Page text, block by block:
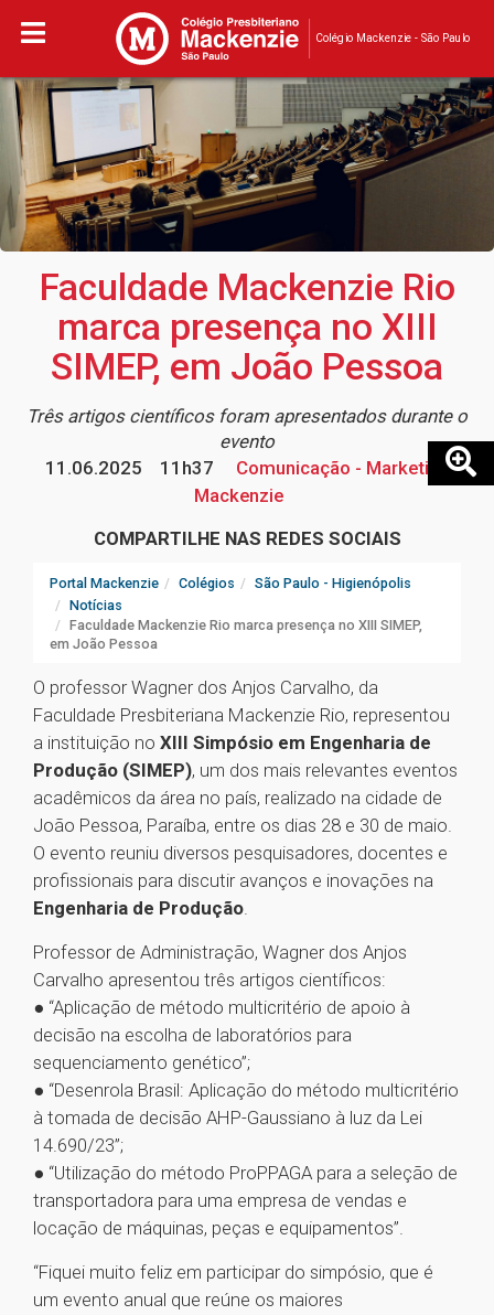
Colégio Mackenzie - São Paulo
Faculdade Mackenzie Rio
marca presença no XIII
SIMEP, em João Pessoa
Três artigos científicos foram apresentados durante o
evento
11.06.2025
11h37
Comunicação - Marketing
Mackenzie
COMPARTILHE NAS REDES SOCIAIS
Portal Mackenzie Colégios
São Paulo - Higienópolis
Notícias
Faculdade Mackenzie Rio marca presença no XIII SIMEP,
em João Pessoa
O professor Wagner dos Anjos Carvalho, da
Faculdade Presbiteriana Mackenzie Rio, representou
a instituição no XIII Simpósio em Engenharia de
Produção (SIMEP), um dos mais relevantes eventos
acadêmicos da área no país, realizado na cidade de
João Pessoa, Paraíba, entre os dias 28 e 30 de maio.
O evento reuniu diversos pesquisadores, docentes e
profissionais para discutir avanços e inovações na
Engenharia de Produção.
Professor de Administração, Wagner dos Anjos
Carvalho apresentou três artigos científicos:
● “Aplicação de método multicritério de apoio à
decisão na escolha de laboratórios para
sequenciamento genético”;
● “Desenrola Brasil: Aplicação do método multicritério
à tomada de decisão AHP-Gaussiano à luz da Lei
14.690/23”;
● “Utilização do método ProPPAGA para a seleção de
transportadora para uma empresa de vendas e
locação de máquinas, peças e equipamentos”.
“Fiquei muito feliz em participar do simpósio, que é
um evento anual que reúne os maiores